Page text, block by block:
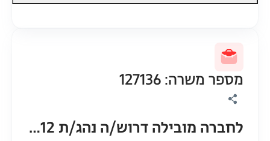
מספר משרה: 127136
לחברה מובילה דרוש/ה נהג/ת 12 טון